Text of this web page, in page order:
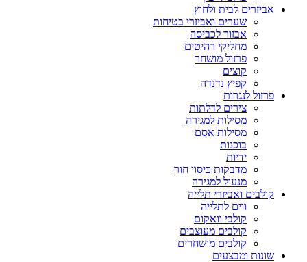
אביזרים לבית ולחוץ
שערים ואביזרי בטיחות
אבזור לכביסה
מחליקי רהיטים
פרזול מושחר
קוצים
קפיץ נדנדה
פרזול לנגרות
צירים לדלתות
מסילות למגירה
מסילות אסם
בוכנות
ידיות
מדבקות כיסוי חור
מנעול למגירה
קולבים ואביזרי תלייה
ווים לתלייה
קולבי וואקום
קולבים מעוצבים
קולבים מושחרים
שונות ומבצעים